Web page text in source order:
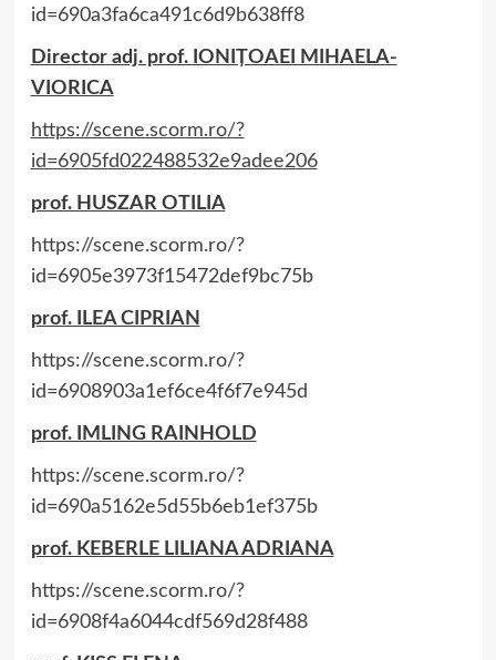
id=690a3fa6ca491c6d9b638ff8
Director adj. prof. IONIȚOAEI MIHAELA-
VIORICA
https://scene.scorm.ro/?
id=6905fd022488532e9adee206
prof. HUSZAR OTILIA
https://scene.scorm.ro/?
id=6905e3973f15472def9bc75b
prof. ILEA CIPRIAN
https://scene.scorm.ro/?
id=6908903a1ef6ce4f6f7e945d
prof. IMLING RAINHOLD
https://scene.scorm.ro/?
id=690a5162e5d55b6eb1ef375b
prof. KEBERLE LILIANA ADRIANA
https://scene.scorm.ro/?
id=6908f4a6044cdf569d28f488